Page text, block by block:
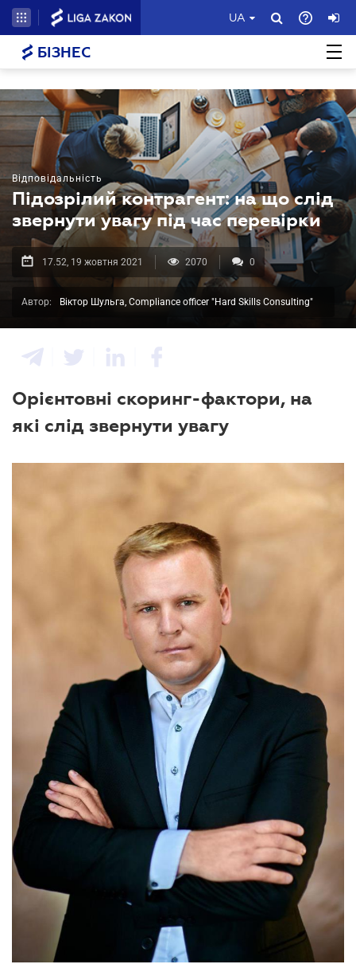
UA
БІЗНЕС
Відповідальність
Підозрілий контрагент: на що слід
звернути увагу під час перевірки
17.52, 19 жовтня 2021 2070 0
Автор: Віктор Шульга, Compliance officer "Hard Skills Consulting"
Орієнтовні скоринг-фактори, на
які слід звернути увагу